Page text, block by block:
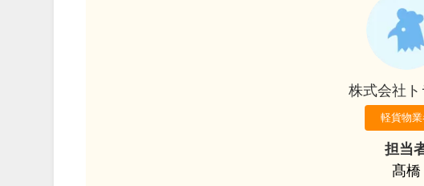
株式会社ト
軽貨物業
担当
髙橋